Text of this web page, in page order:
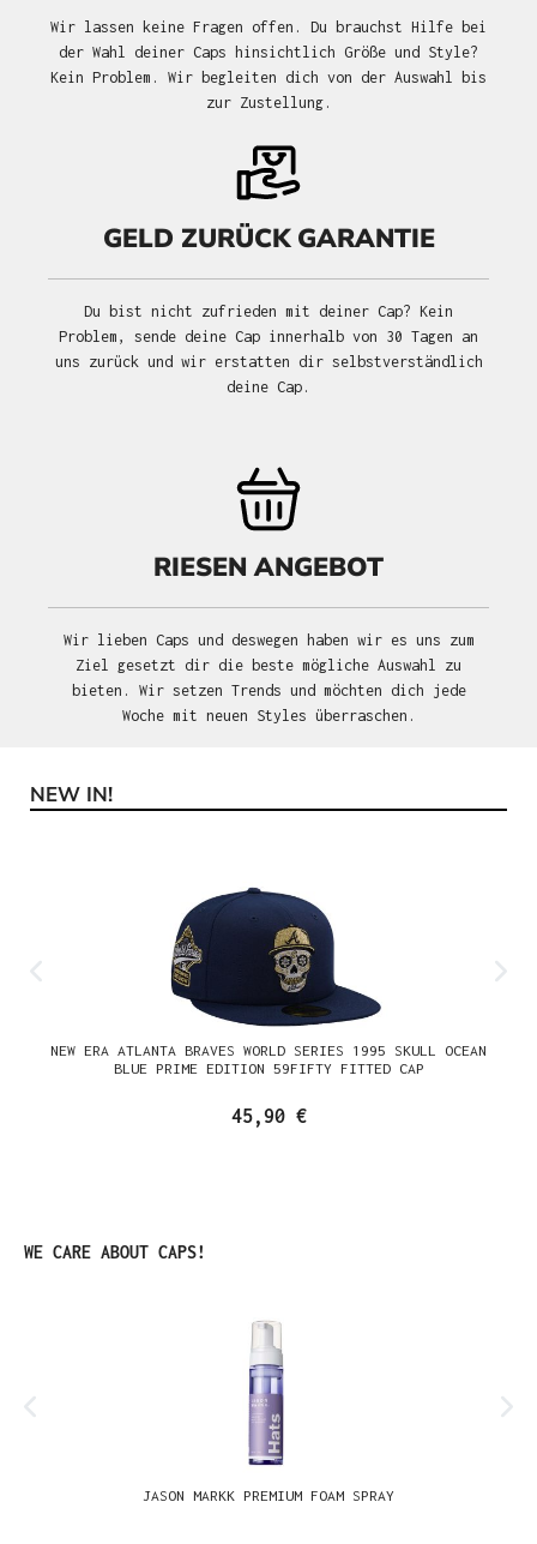
Wir lassen keine Fragen offen. Du brauchst Hilfe bei
der Wahl deiner Caps hinsichtlich Größe und Style?
Kein Problem. Wir begleiten dich von der Auswahl bis
zur Zustellung.
GELD ZURÜCK GARANTIE
Du bist nicht zufrieden mit deiner Cap? Kein
Problem, sende deine Cap innerhalb von 30 Tagen an
uns zurück und wir erstatten dir selbstverständlich
deine Cap.
RIESEN ANGEBOT
Wir lieben Caps und deswegen haben wir es uns zum
Ziel gesetzt dir die beste mögliche Auswahl zu
bieten. Wir setzen Trends und möchten dich jede
Woche mit neuen Styles überraschen.
Produktgalerie überspringen
NEW IN!
NEW ERA ATLANTA BRAVES WORLD SERIES 1995 SKULL OCEAN
BLUE PRIME EDITION 59FIFTY FITTED CAP
45,90 €
Produktgalerie überspringen
WE CARE ABOUT CAPS!
JASON MARKK PREMIUM FOAM SPRAY